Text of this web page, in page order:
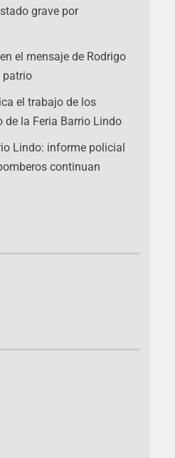
grave por
el mensaje de Rodrigo
patrio
el trabajo de los
de la Feria Barrio Lindo
Lindo: informe policial
continuan